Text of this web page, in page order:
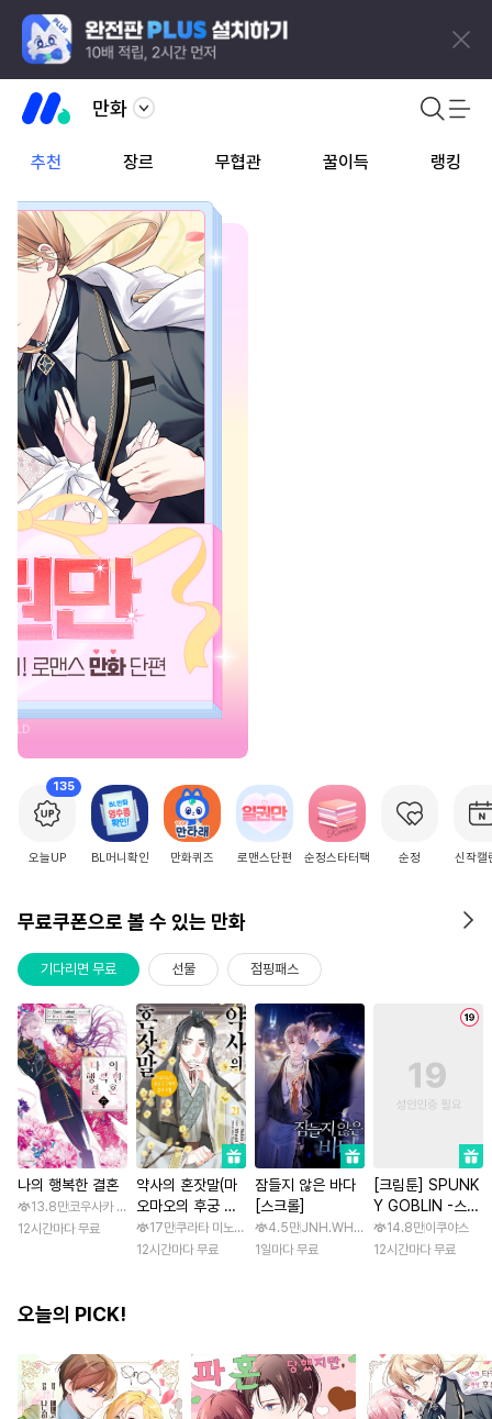
만화
추천 장르 무협관 꿀이득 랭킹
135
오늘UP BL머니확인 만화퀴즈 로맨스단편 순정스타터팩 순정 신작캘
무료쿠폰으로 볼 수 있는 만화
기다리면 무료 선물 점핑패스
나의 행복한 결혼
13.8만코우사카 리토 / 아기토기 아쿠미
12시간마다 무료
약사의 혼잣말(마
오마오의 후궁 수
수께끼 풀이수첩)
17만쿠라타 미노지 / 휴우가 나츠
12시간마다 무료
잠들지 않은 바다
[스크롤]
4.5만JNH.WH Studio / Lasso
1일마다 무료
[크림툰] SPUNK
Y GOBLIN -스펑
키 고블린- [스크
롤]
14.8만이쿠야스
12시간마다 무료
오늘의 PICK!